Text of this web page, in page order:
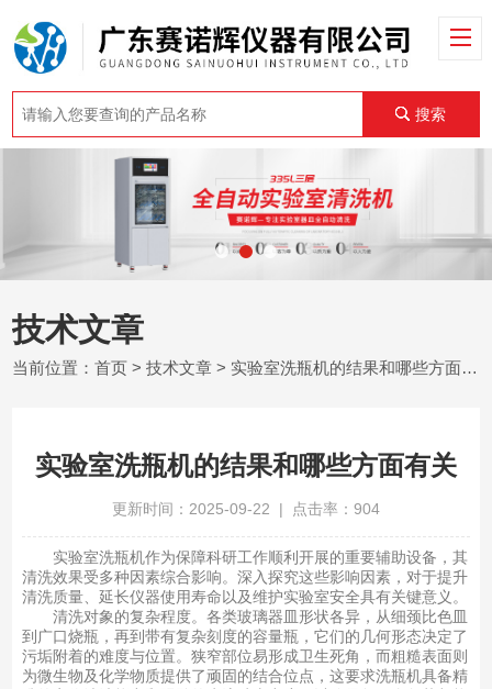
搜索
技术文章
当前位置：首页 >技术文章 > 实验室洗瓶机的结果和哪些方面有关
实验室洗瓶机的结果和哪些方面有关
更新时间：2025-09-22 | 点击率：904
实验室洗瓶机作为保障科研工作顺利开展的重要辅助设备，其
清洗效果受多种因素综合影响。深入探究这些影响因素，对于提升
清洗质量、延长仪器使用寿命以及维护实验室安全具有关键意义。
清洗对象的复杂程度。各类玻璃器皿形状各异，从细颈比色皿
到广口烧瓶，再到带有复杂刻度的容量瓶，它们的几何形态决定了
污垢附着的难度与位置。狭窄部位易形成卫生死角，而粗糙表面则
为微生物及化学物质提供了顽固的结合位点，这要求洗瓶机具备精